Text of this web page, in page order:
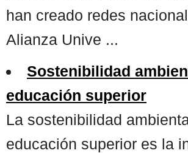
han creado redes
Alianza Unive ...
Sostenibilidad
educación superior
La sostenibilidad
educación superior es la